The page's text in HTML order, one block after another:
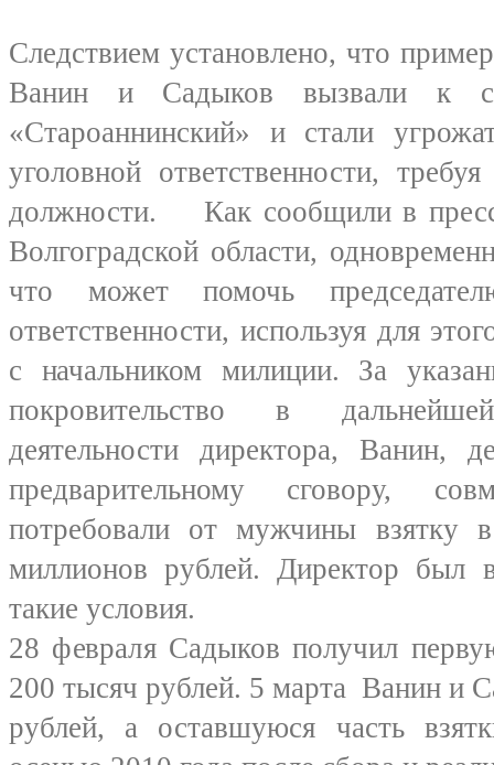
Следствием установлено, что
Ванин и Садыков вызвали к
«Староаннинский» и стали
уголовной ответственности,
должности. Как сообщили в
Волгоградской области,
что может помочь
ответственности, используя для
с начальником милиции. За
покровительство в
деятельности директора, Ванин,
предварительному сговору,
потребовали от мужчины
миллионов рублей. Директор был
такие условия.
28 февраля Садыков получил
200 тысяч рублей. 5 марта Ванин и
рублей, а оставшуюся часть